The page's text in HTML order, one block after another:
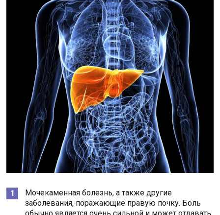
Мочекаменная болезнь, а также другие
заболевания, поражающие правую почку. Боль
обычно является очень сильной и может отдавать